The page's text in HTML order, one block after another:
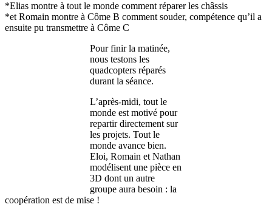
*Elias montre à tout le monde comment réparer les châssis
*et Romain montre à Côme B comment souder, compétence qu’il a
ensuite pu transmettre à Côme C
Pour finir la matinée,
nous testons les
quadcopters réparés
durant la séance.
L’après-midi, tout le
monde est motivé pour
repartir directement sur
les projets. Tout le
monde avance bien.
Eloi, Romain et Nathan
modélisent une pièce en
3D dont un autre
groupe aura besoin : la
coopération est de mise !